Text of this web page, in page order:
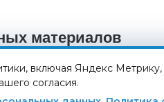
материалов
включая Яндекс
согласия.